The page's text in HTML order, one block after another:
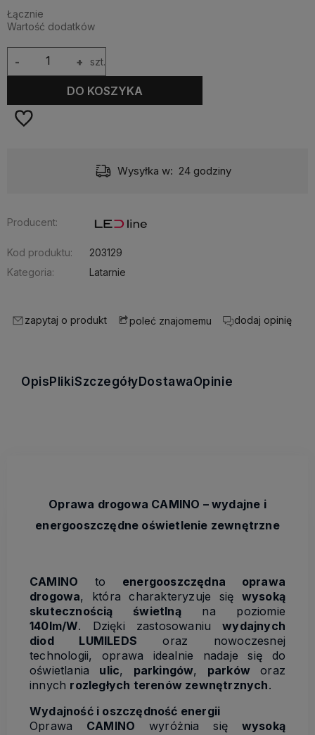
Łącznie
Wartość dodatków
+
- szt.
DO KOSZYKA
Wysyłka w: 24 godziny
Producent:
Kod produktu:
203129
Kategoria:
Latarnie
zapytaj o produkt poleć znajomemu dodaj opinię
Opis PlikiSzczegóły DostawaOpinie
Oprawa drogowa CAMINO – wydajne i
energooszczędne oświetlenie zewnętrzne
CAMINO to energooszczędna oprawa
drogowa, która charakteryzuje się wysoką
skutecznością świetlnąna poziomie
140lm/W. Dzięki zastosowaniuwydajnych
diod LUMILEDS oraz nowoczesnej
technologii, oprawa idealnie nadaje się do
oświetlania ulic, parkingów, parków oraz
innych rozległych terenów zewnętrznych.
Wydajność i oszczędność energii
Oprawa CAMINO wyróżnia się wysoką